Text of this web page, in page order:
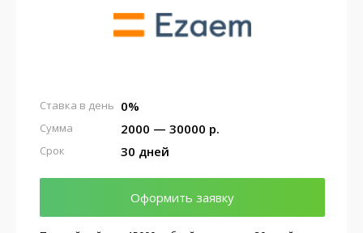
0%
Ставка в день
2000 — 30000 р.
Сумма
30 дней
Срок
Оформить заявку